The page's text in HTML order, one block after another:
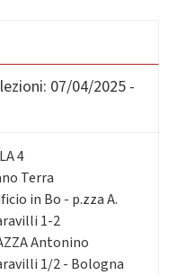
07/04/2025 -
4
Terra
in Bo - p.zza A.
1-2
Antonino
1/2 - Bologna